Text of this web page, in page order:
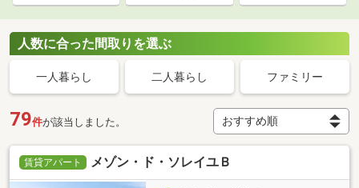
人数に合った間取りを選ぶ
一人暮らし 二人暮らし ファミリー
79件が該当しました。
賃貸アパート メゾン・ド・ソレイユＢ